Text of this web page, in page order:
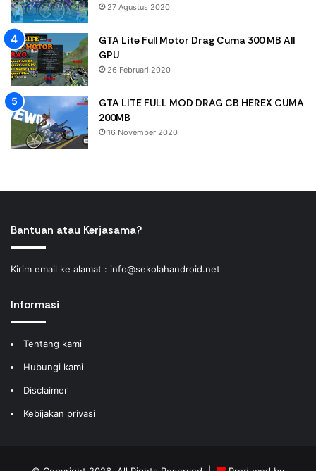
27 Agustus 2020
GTA Lite Full Motor Drag Cuma 300 MB All
GPU
26 Februari 2020
GTA LITE FULL MOD DRAG CB HEREX CUMA
200MB
16 November 2020
Bantuan atau Kerjasama?
Kirim email ke alamat : info@sekolahandroid.net
Informasi
Tentang kami
Hubungi kami
Disclaimer
Kebijakan privasi